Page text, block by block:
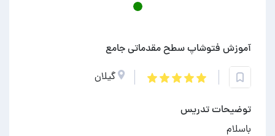
آموزش فتوشاپ سطح مقدماتی‌ جامع
گیلان
توضیحات تدریس